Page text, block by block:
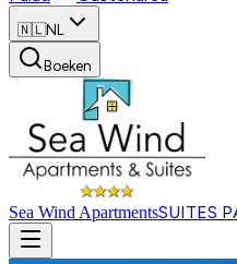
🇳🇱NL
Boeken
Sea Wind ApartmentsSUITES